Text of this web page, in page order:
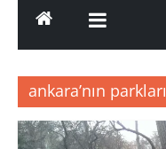
ankara’nın parkları